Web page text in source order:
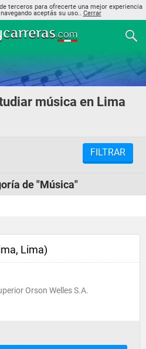
terceros para ofrecerte una mejor experiencia
aceptás su uso.. Cerrar
música en Lima
FILTRAR
de "Música"
Lima)
Orson Welles S.A.